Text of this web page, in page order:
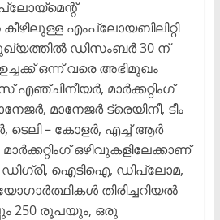
എംപ്ലോയബിലിറ്റി
ഡിസംബര്‍ 30 ന്
ഒന്ന് വരെ അഭിമുഖം
മാര്‍ക്കറ്റിംഗ്
മാനേജര്‍ ട്രെയിനീ, ടീം
ടെലി – കോളര്‍, എച്ച് ആര്‍
മാര്‍ക്കറ്റിംഗ് ഒഴിവുകളിലേക്കാണ്
ഡിഗ്രി, ഐടിഐ, ഡിപ്ലോമ,
തിരിച്ചറിയല്‍
250 രൂപയും, ഒരു